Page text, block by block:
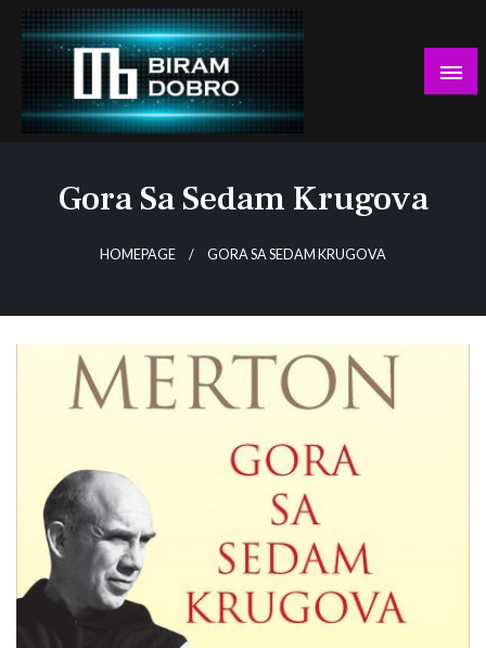
Skip
content
Gora Sa Sedam Krugova
HOMEPAGE GORA SA SEDAM KRUGOVA